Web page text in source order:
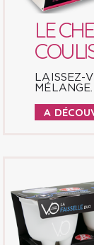
LE
LAISSEZ-
MÉLANGE.
A